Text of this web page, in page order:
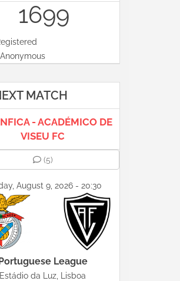
1699
MATCH
- ACADÉMICO DE
VISEU FC
(5)
August 9, 2026 - 20:30
League
Estádio da Luz, Lisboa